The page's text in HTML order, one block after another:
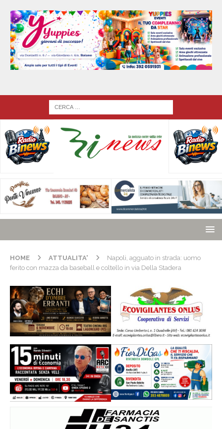
HOME ATTUALITA'
Napoli, agguato in strada: uomo
ferito con mazza da baseball e coltello in via Della Stadera